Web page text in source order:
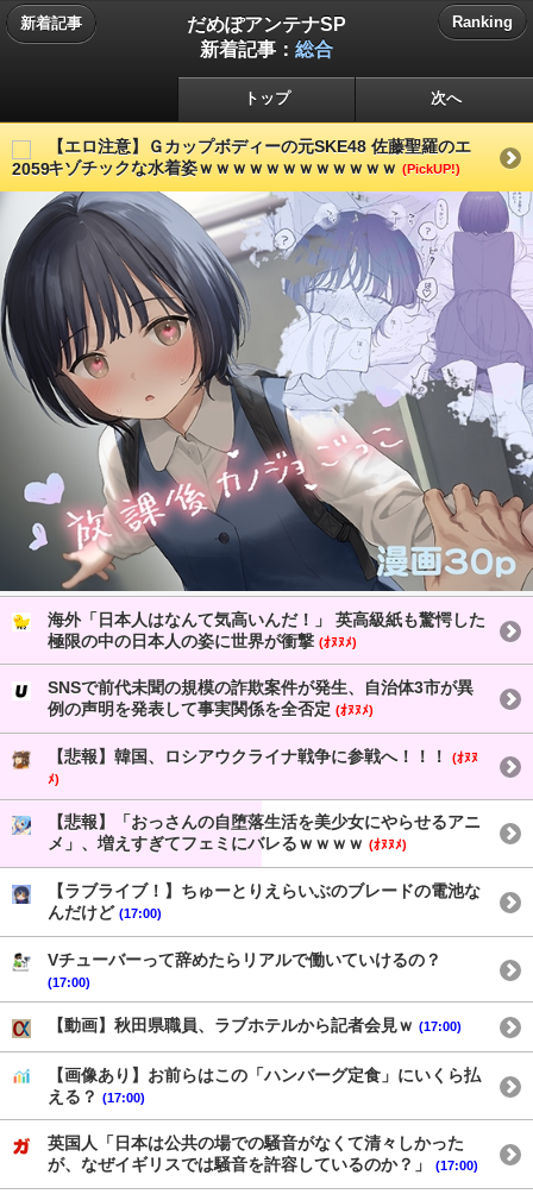
新着記事
だめぽアンテナSP
新着記事： 総合
Ranking
トップ 次へ
【エロ注意】Ｇカップボディーの元SKE48 佐藤聖羅のエ
キゾチックな水着姿ｗｗｗｗｗｗｗｗｗｗｗｗ (PickUP!)
海外「日本人はなんて気高いんだ！」 英高級紙も驚愕した
極限の中の日本人の姿に世界が衝撃 (ｵﾇﾇﾒ)
SNSで前代未聞の規模の詐欺案件が発生、自治体3市が異
例の声明を発表して事実関係を全否定 (ｵﾇﾇﾒ)
【悲報】韓国、ロシアウクライナ戦争に参戦へ！！！
(ｵﾇﾇ
ﾒ)
【悲報】「おっさんの自堕落生活を美少女にやらせるアニ
メ」、増えすぎてフェミにバレるｗｗｗｗ (ｵﾇﾇﾒ)
【ラブライブ！】ちゅーとりえらいぶのブレードの電池な
んだけど (17:00)
Vチューバーって辞めたらリアルで働いていけるの？
(17:00)
【動画】秋田県職員、ラブホテルから記者会見ｗ (17:00)
【画像あり】お前らはこの「ハンバーグ定食」にいくら払
える？ (17:00)
英国人「日本は公共の場での騒音がなくて清々しかった
が、なぜイギリスでは騒音を許容しているのか？」
(17:00)